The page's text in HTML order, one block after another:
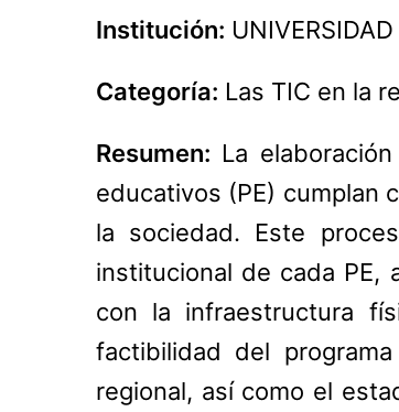
Institución:
Categoría: Las TIC en la
Resumen: La
educativos (PE) cumplan
la sociedad. Este
institucional de cada PE,
con la infraestructura
factibilidad del
regional, así como el